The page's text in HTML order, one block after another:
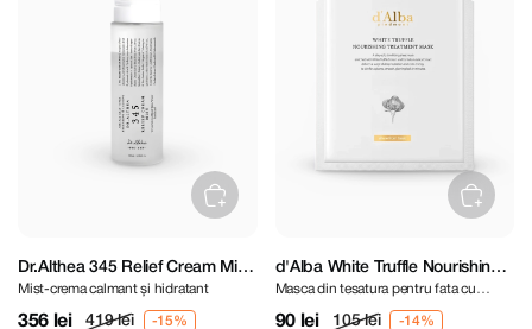
Dr.Althea 345 Relief Cream Mist
100 ml
Mist-crema calmant și hidratant
356 lei 419 lei
d'Alba White Truffle Nourishing
Treatment Mask
Masca din tesatura pentru fata cu
extract de trufe albe
90 lei 105 lei